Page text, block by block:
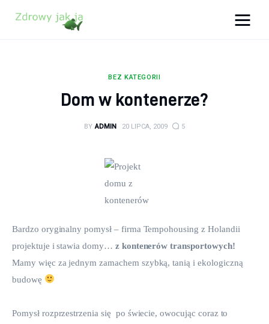
Zdrowy jak ja
Kontakt
BEZ KATEGORII
Dom w kontenerze?
BY ADMIN 20 LIPCA, 2009 5
Bardzo oryginalny pomysł – firma Tempohousing z Holandii
projektuje i stawia domy… z kontenerów transportowych!
Mamy więc za jednym zamachem szybką, tanią i ekologiczną
budowę
Pomysł rozprzestrzenia się  po świecie, owocując coraz to